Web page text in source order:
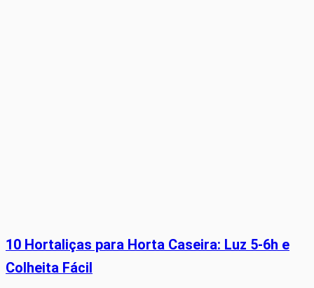
10 Hortaliças para Horta Caseira: Luz 5-6h e
Colheita Fácil